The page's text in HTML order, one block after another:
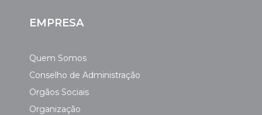
EMPRESA
Quem Somos
Conselho de Administração
Orgãos Sociais
Organização